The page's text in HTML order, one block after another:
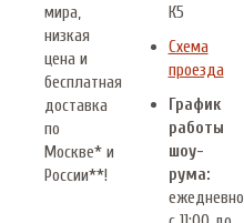
мира,
низкая
цена и
бесплатная
доставка
по
Москве* и
России**!
К5
Схема
проезда
График
работы
шоу-
рума:
ежедневно